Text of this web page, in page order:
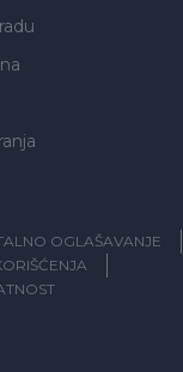
OGLAŠAVANJE